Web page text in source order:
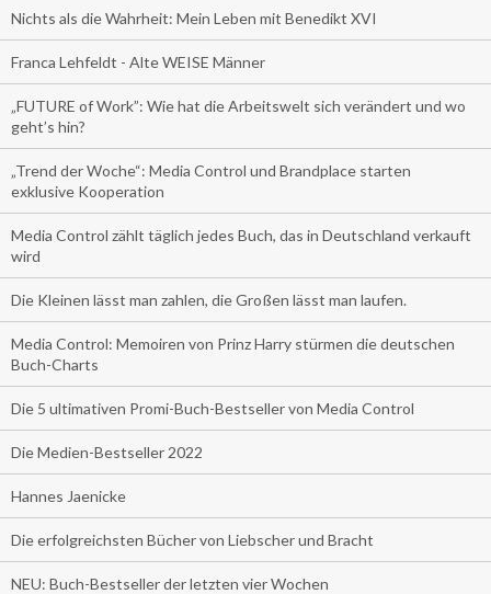
Nichts als die Wahrheit: Mein Leben mit Benedikt XVI
Franca Lehfeldt - Alte WEISE Männer
„FUTURE of Work”: Wie hat die Arbeitswelt sich verändert und wo
geht’s hin?
„Trend der Woche“: Media Control und Brandplace starten
exklusive Kooperation
Media Control zählt täglich jedes Buch, das in Deutschland verkauft
wird
Die Kleinen lässt man zahlen, die Großen lässt man laufen.
Media Control: Memoiren von Prinz Harry stürmen die deutschen
Buch-Charts
Die 5 ultimativen Promi-Buch-Bestseller von Media Control
Die Medien-Bestseller 2022
Hannes Jaenicke
Die erfolgreichsten Bücher von Liebscher und Bracht
NEU: Buch-Bestseller der letzten vier Wochen